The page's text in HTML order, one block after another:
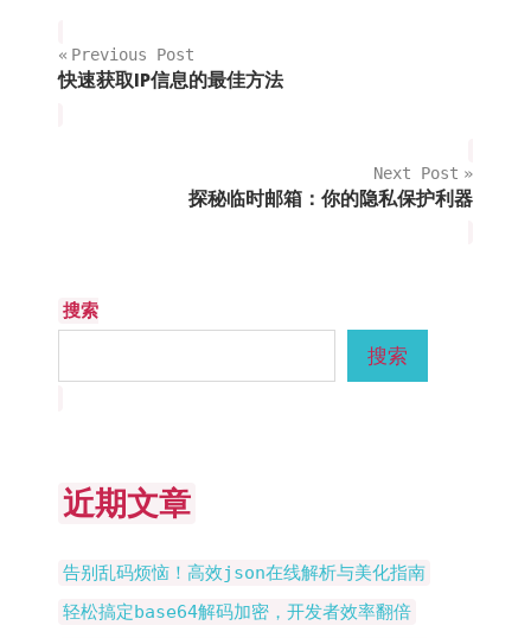
文章导航
Previous Post
快速获取IP信息的最佳方法
Next Post
探秘临时邮箱：你的隐私保护利器
搜索
搜索
近期文章
告别乱码烦恼！高效json在线解析与美化指南
轻松搞定base64解码加密，开发者效率翻倍